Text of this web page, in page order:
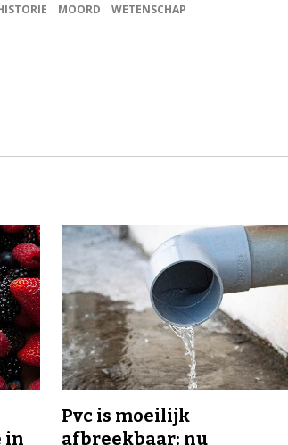
MOORD WETENSCHAP
in
Pvc is moeilijk
afbreekbaar: nu